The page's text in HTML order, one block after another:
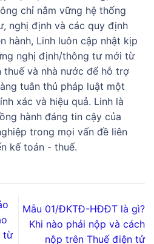
chỉ nắm vững hệ thống
nghị định và các quy định
hành, Linh luôn cập nhật kịp
nghị định/thông tư mới từ
thuế và nhà nước để hỗ trợ
tuân thủ pháp luật một
xác và hiệu quả. Linh là
hành đáng tin cậy của
trong mọi vấn đề liên
kế toán - thuế.
từ
Mẫu 01/ĐKTĐ-HĐĐT là gì?
Khi nào phải nộp và cách
nộp trên Thuế điện tử